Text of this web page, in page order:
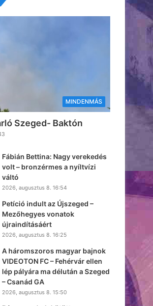
MINDENMÁS
Szeged- Baktón
Fábián Bettina: Nagy verekedés
volt – bronzérmes a nyíltvízi
váltó
2026, augusztus 8. 16:54
Petíció indult az Újszeged –
Mezőhegyes vonatok
újraindításáért
2026, augusztus 8. 16:25
A háromszoros magyar bajnok
VIDEOTON FC – Fehérvár ellen
lép pályára ma délután a Szeged
– Csanád GA
2026, augusztus 8. 15:50